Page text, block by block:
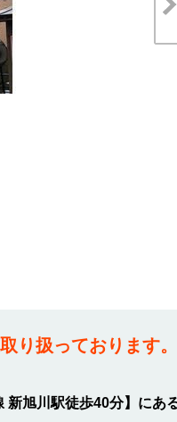
り扱っております。
旭川駅徒歩40分】にあ